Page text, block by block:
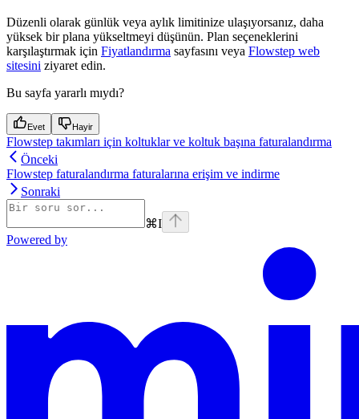
Düzenli olarak günlük veya aylık limitinize ulaşıyorsanız, daha
yüksek bir plana yükseltmeyi düşünün. Plan seçeneklerini
karşılaştırmak için Fiyatlandırma sayfasını veya Flowstep web
sitesini ziyaret edin.
Bu sayfa yararlı mıydı?
Evet Hayir
Flowstep takımları için koltuklar ve koltuk başına faturalandırma
Önceki
Flowstep faturalandırma faturalarına erişim ve indirme
Sonraki
⌘I
Powered by